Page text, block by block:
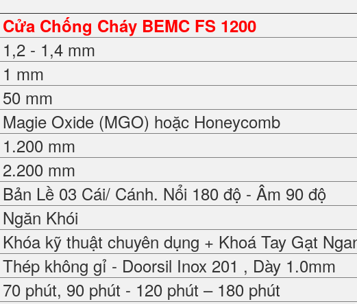
Cửa Chống Cháy BEMC FS 1200
1,2 - 1,4 mm
1 mm
50 mm
Magie Oxide (MGO) hoặc Honeycomb
1.200 mm
2.200 mm
Bản Lề 03 Cái/ Cánh. Nổi 180 độ - Âm 90 độ
Ngăn Khói
Khóa kỹ thuật chuyên dụng + Khoá Tay Gạt
Thép không gỉ - Doorsil Inox 201 , Dày 1.0mm
70 phút, 90 phút - 120 phút – 180 phút